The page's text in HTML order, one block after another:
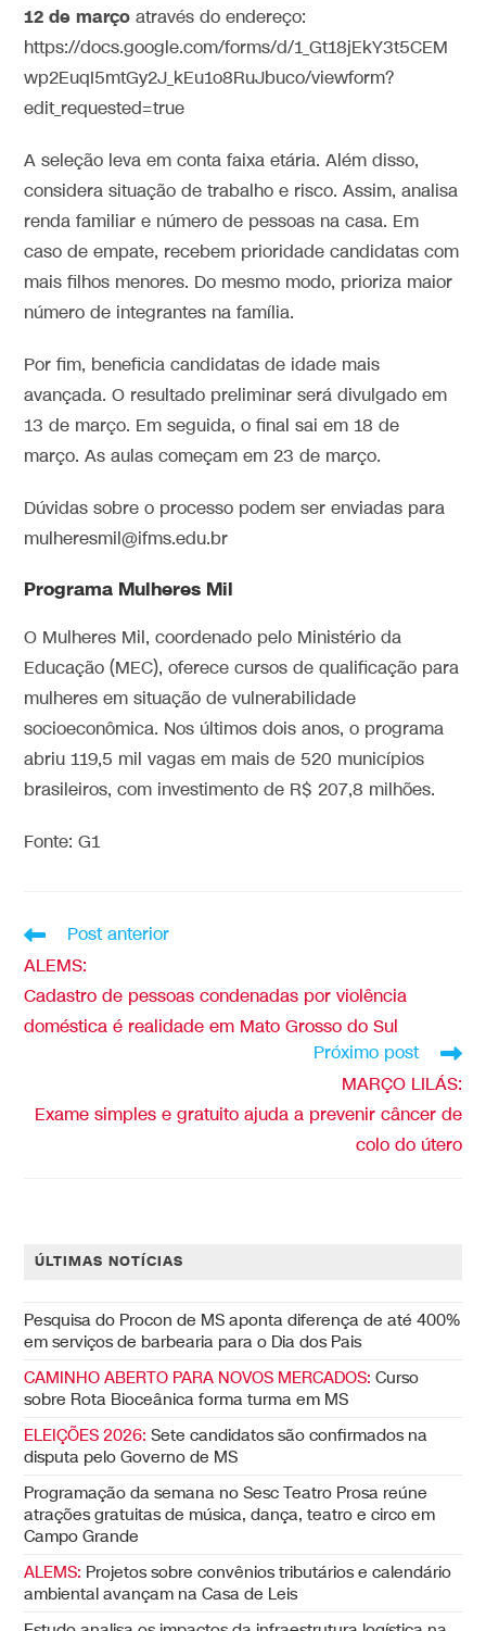
12 de março através do endereço:
https://docs.google.com/forms/d/1_Gt18jEkY3t5CEM
wp2EuqI5mtGy2J_kEu1o8RuJbuco/viewform?
edit_requested=true
A seleção leva em conta faixa etária. Além disso,
considera situação de trabalho e risco. Assim, analisa
renda familiar e número de pessoas na casa. Em
caso de empate, recebem prioridade candidatas com
mais filhos menores. Do mesmo modo, prioriza maior
número de integrantes na família.
Por fim, beneficia candidatas de idade mais
avançada. O resultado preliminar será divulgado em
13 de março. Em seguida, o final sai em 18 de
março. As aulas começam em 23 de março.
Dúvidas sobre o processo podem ser enviadas para
mulheresmil@ifms.edu.br
Programa Mulheres Mil
O Mulheres Mil, coordenado pelo Ministério da
Educação (MEC), oferece cursos de qualificação para
mulheres em situação de vulnerabilidade
socioeconômica. Nos últimos dois anos, o programa
abriu 119,5 mil vagas em mais de 520 municípios
brasileiros, com investimento de R$ 207,8 milhões.
Fonte: G1
Post anterior
ALEMS:
Cadastro de pessoas condenadas por violência
doméstica é realidade em Mato Grosso do Sul
Próximo post
MARÇO LILÁS:
Exame simples e gratuito ajuda a prevenir câncer de
colo do útero
ÚLTIMAS NOTÍCIAS
Pesquisa do Procon de MS aponta diferença de até 400%
em serviços de barbearia para o Dia dos Pais
CAMINHO ABERTO PARA NOVOS MERCADOS: Curso
sobre Rota Bioceânica forma turma em MS
ELEIÇÕES 2026: Sete candidatos são confirmados na
disputa pelo Governo de MS
Programação da semana no Sesc Teatro Prosa reúne
atrações gratuitas de música, dança, teatro e circo em
Campo Grande
ALEMS: Projetos sobre convênios tributários e calendário
ambiental avançam na Casa de Leis